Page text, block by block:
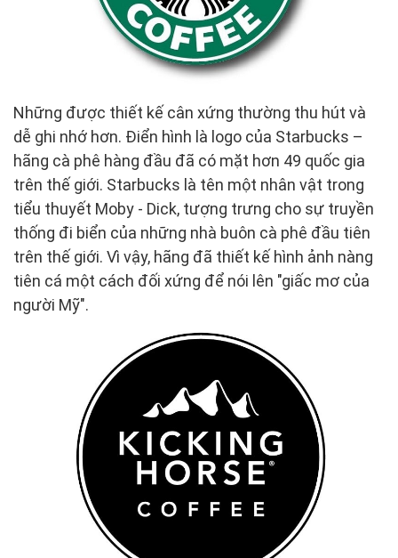
Những được thiết kế cân xứng thường thu hút và
dễ ghi nhớ hơn. Điển hình là logo của Starbucks –
hãng cà phê hàng đầu đã có mặt hơn 49 quốc gia
trên thế giới. Starbucks là tên một nhân vật trong
tiểu thuyết Moby - Dick, tượng trưng cho sự truyền
thống đi biển của những nhà buôn cà phê đầu tiên
trên thế giới. Vì vậy, hãng đã thiết kế hình ảnh nàng
tiên cá một cách đối xứng để nói lên "giấc mơ của
người Mỹ".